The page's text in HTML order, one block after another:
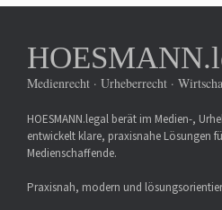
Medienrecht · Urheberrecht ·
HOESMANN.legal berät im Medien-,
entwickelt klare, praxisnahe Lösungen
Medienschaffende.
Praxisnah, modern und